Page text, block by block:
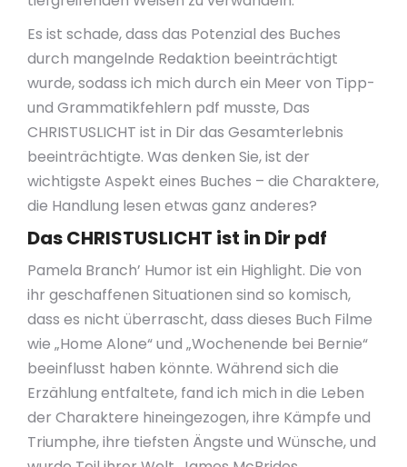
Es ist schade, dass das Potenzial des Buches
durch mangelnde Redaktion beeinträchtigt
wurde, sodass ich mich durch ein Meer von Tipp-
und Grammatikfehlern pdf musste, Das
CHRISTUSLICHT ist in Dir das Gesamterlebnis
beeinträchtigte. Was denken Sie, ist der
wichtigste Aspekt eines Buches – die Charaktere,
die Handlung lesen etwas ganz anderes?
Das CHRISTUSLICHT ist in Dir pdf
Pamela Branch’ Humor ist ein Highlight. Die von
ihr geschaffenen Situationen sind so komisch,
dass es nicht überrascht, dass dieses Buch Filme
wie „Home Alone“ und „Wochenende bei Bernie“
beeinflusst haben könnte. Während sich die
Erzählung entfaltete, fand ich mich in die Leben
der Charaktere hineingezogen, ihre Kämpfe und
Triumphe, ihre tiefsten Ängste und Wünsche, und